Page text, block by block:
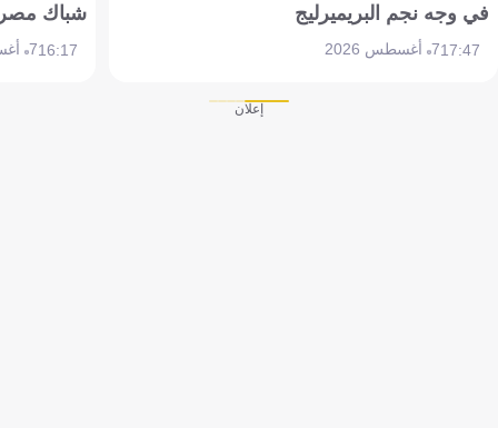
في وجه نجم البريميرليج
17:477 أغسطس 2026
شباك
16:177 أغسطس 2026
إعلان